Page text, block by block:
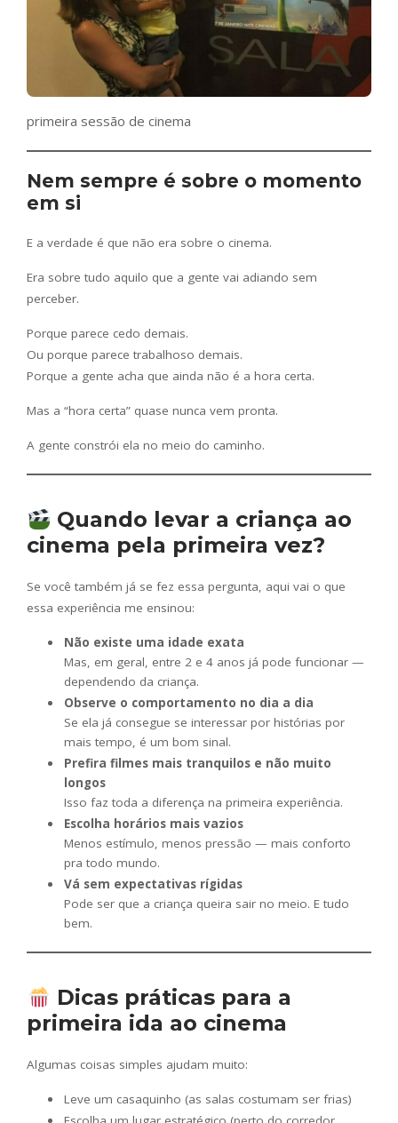
primeira sessão de cinema
Nem sempre é sobre o momento
em si
E a verdade é que não era sobre o cinema.
Era sobre tudo aquilo que a gente vai adiando sem
perceber.
Porque parece cedo demais.
Ou porque parece trabalhoso demais.
Porque a gente acha que ainda não é a hora certa.
Mas a “hora certa” quase nunca vem pronta.
A gente constrói ela no meio do caminho.
Quando levar a criança ao
cinema pela primeira vez?
Se você também já se fez essa pergunta, aqui vai o que
essa experiência me ensinou:
Não existe uma idade exata
Mas, em geral, entre 2 e 4 anos já pode funcionar —
dependendo da criança.
Observe o comportamento no dia a dia
Se ela já consegue se interessar por histórias por
mais tempo, é um bom sinal.
Prefira filmes mais tranquilos e não muito
longos
Isso faz toda a diferença na primeira experiência.
Escolha horários mais vazios
Menos estímulo, menos pressão — mais conforto
pra todo mundo.
Vá sem expectativas rígidas
Pode ser que a criança queira sair no meio. E tudo
bem.
Dicas práticas para a
primeira ida ao cinema
Algumas coisas simples ajudam muito:
Leve um casaquinho (as salas costumam ser frias)